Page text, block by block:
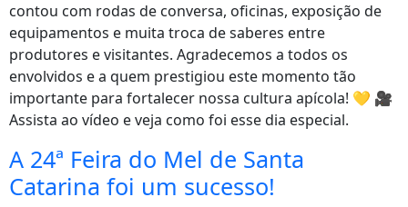
contou com rodas de conversa, oficinas, exposição de
equipamentos e muita troca de saberes entre
produtores e visitantes. Agradecemos a todos os
envolvidos e a quem prestigiou este momento tão
importante para fortalecer nossa cultura apícola! 💛 🎥
Assista ao vídeo e veja como foi esse dia especial.
A 24ª Feira do Mel de Santa
Catarina foi um sucesso!